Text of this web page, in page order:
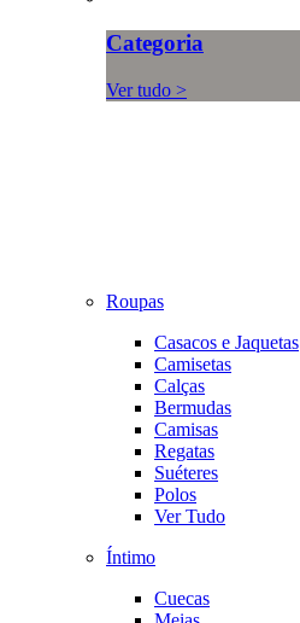
Categoria
Ver tudo >
Roupas
Casacos e Jaquetas
Camisetas
Calças
Bermudas
Camisas
Regatas
Suéteres
Polos
Ver Tudo
Íntimo
Cuecas